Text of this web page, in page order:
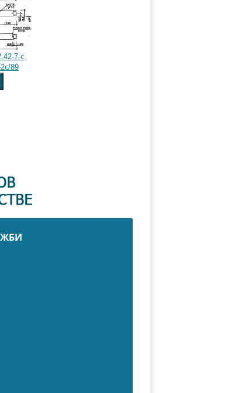
7-с
89
ЖБИ